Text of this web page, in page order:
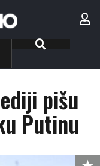
pišu
Putinu